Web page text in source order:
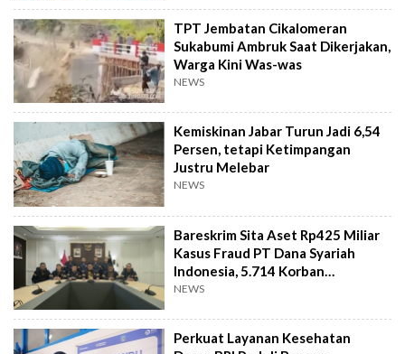
TPT Jembatan Cikalomeran
Sukabumi Ambruk Saat Dikerjakan,
Warga Kini Was-was
NEWS
Kemiskinan Jabar Turun Jadi 6,54
Persen, tetapi Ketimpangan
Justru Melebar
NEWS
Bareskrim Sita Aset Rp425 Miliar
Kasus Fraud PT Dana Syariah
Indonesia, 5.714 Korban
Terverifikasai
NEWS
Perkuat Layanan Kesehatan